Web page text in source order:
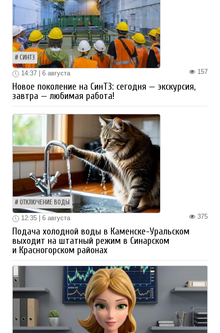
СИНТЗ
157
14:37 | 6 августа
Новое поколение на СинТЗ: сегодня — экскурсия,
завтра — любимая работа!
ОТКЛЮЧЕНИЕ ВОДЫ
375
12:35 | 6 августа
Подача холодной воды в Каменске-Уральском
выходит на штатный режим в Синарском
и Красногорском районах